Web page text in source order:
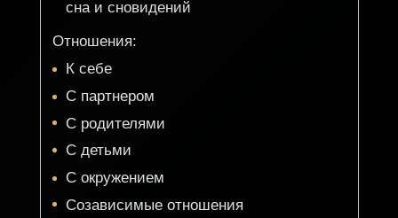
из 5-ти сессий - 25.000₽)
записаться на
сессию